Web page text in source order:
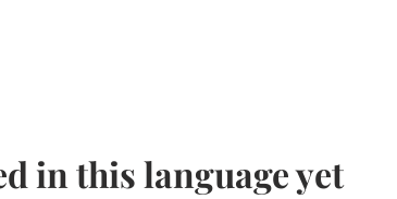
in this language yet